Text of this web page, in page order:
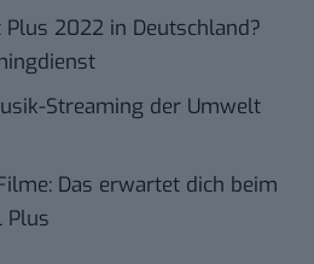
2022 in Deutschland?
Streaming der Umwelt
Das erwartet dich beim
Plus